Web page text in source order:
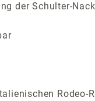
der Schulter-
Rodeo-